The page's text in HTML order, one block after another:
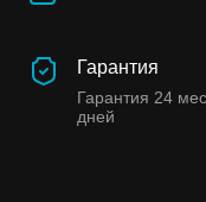
Гарантия
Гарантия 24
дней